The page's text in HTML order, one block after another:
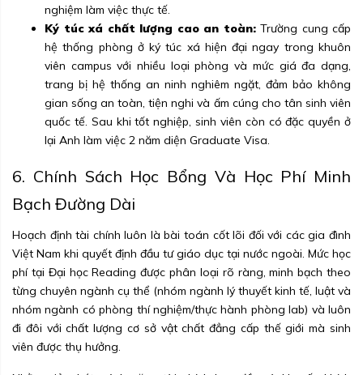
nghiệm làm việc thực tế.
Ký túc xá chất lượng cao an toàn:Trường cung cấp
hệ thống phòng ở ký túc xá hiện đại ngay trong khuôn
viên campus với nhiều loại phòng và mức giá đa dạng,
trang bị hệ thống an ninh nghiêm ngặt, đảm bảo không
gian sống an toàn, tiện nghi và ấm cúng cho tân sinh viên
quốc tế. Sau khi tốt nghiệp, sinh viên còn có đặc quyền ở
lại Anh làm việc 2 năm diện Graduate Visa.
6. Chính Sách Học Bổng Và Học Phí Minh
Bạch Đường Dài
Hoạch định tài chính luôn là bài toán cốt lõi đối với các gia đình
Việt Nam khi quyết định đầu tư giáo dục tại nước ngoài. Mức học
phí tại Đại học Reading được phân loại rõ ràng, minh bạch theo
từng chuyên ngành cụ thể (nhóm ngành lý thuyết kinh tế, luật và
nhóm ngành có phòng thí nghiệm/thực hành phòng lab) và luôn
đi đôi với chất lượng cơ sở vật chất đẳng cấp thế giới mà sinh
viên được thụ hưởng.